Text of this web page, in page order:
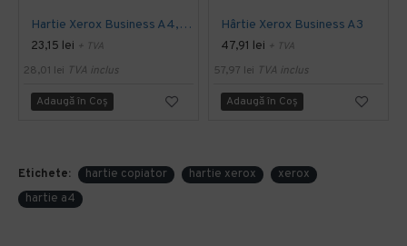
Hartie Xerox Business A4, 80 gr/ 500 coli/ top
23,15 lei + TVA
28,01 lei TVA inclus
Adaugă în Coş
Hârtie Xerox Business A3
47,91 lei + TVA
57,97 lei TVA inclus
Adaugă în Coş
Etichete: hartie copiator hartie xerox
xerox
hartie a4